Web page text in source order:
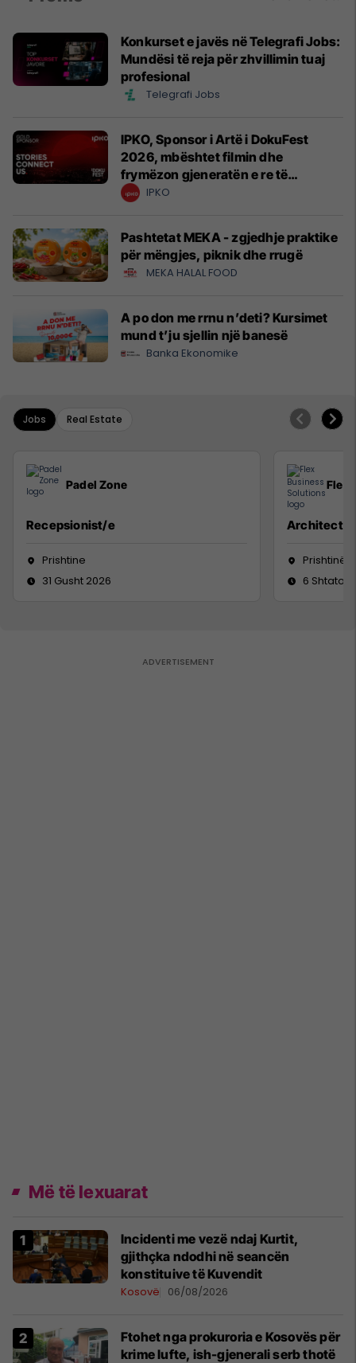
Konkurset e javës në Telegrafi Jobs:
Mundësi të reja për zhvillimin tuaj
profesional
Telegrafi Jobs
IPKO, Sponsor i Artë i DokuFest
2026, mbështet filmin dhe
frymëzon gjeneratën e re të
krijuesve
IPKO
Pashtetat MEKA - zgjedhje praktike
për mëngjes, piknik dhe rrugë
MEKA HALAL FOOD
A po don me rrnu n’deti? Kursimet
mund t’ju sjellin një banesë
Banka Ekonomike
Jobs Real Estate
Padel Zone
Recepsionist/e
Prishtine
31 Gusht 2026
Flex
Architect
Prishtinë
6 Shtator
Më të lexuarat
Incidenti me vezë ndaj Kurtit,
gjithçka ndodhi në seancën
konstituive të Kuvendit
Kosovë 06/08/2026
Ftohet nga prokuroria e Kosovës për
krime lufte, ish-gjenerali serb thotë